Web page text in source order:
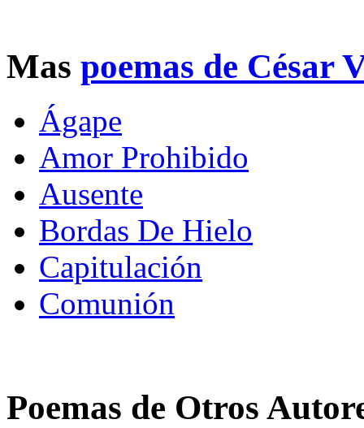
Mas poemas de César
Ágape
Amor Prohibido
Ausente
Bordas De Hielo
Capitulación
Comunión
Poemas de Otros